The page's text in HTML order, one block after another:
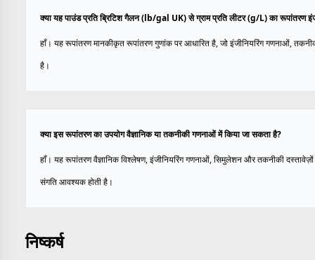
क्या यह पाउंड प्रति ब्रिटिश गैलन (lb/gal UK) से ग्राम प्रति लीटर (g/L) का रूपांतरण
हाँ। यह रूपांतरण मानकीकृत रूपांतरण गुणांक पर आधारित है, जो इंजीनियरिंग गणनाओं,
है।
क्या इस रूपांतरण का उपयोग वैज्ञानिक या तकनीकी गणनाओं में किया जा सकता है?
हाँ। यह रूपांतरण वैज्ञानिक विश्लेषण, इंजीनियरिंग गणनाओं, सिमुलेशन और तकनीकी
संगति आवश्यक होती है।
निष्कर्ष